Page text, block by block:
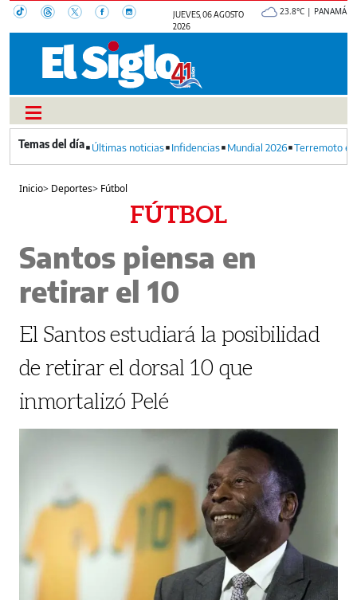
JUEVES, 06 AGOSTO
2026
23.8°C | PANAMÁ
Últimas noticias Infidencias Mundial 2026 Terremoto
Inicio> Deportes> Fútbol
FÚTBOL
Santos piensa en
retirar el 10
El Santos estudiará la posibilidad
de retirar el dorsal 10 que
inmortalizó Pelé